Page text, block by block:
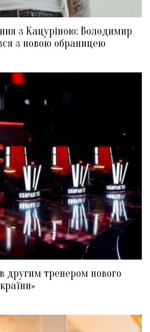
з Кацуріною: Володимир
з новою обраницею
другим тренером нового